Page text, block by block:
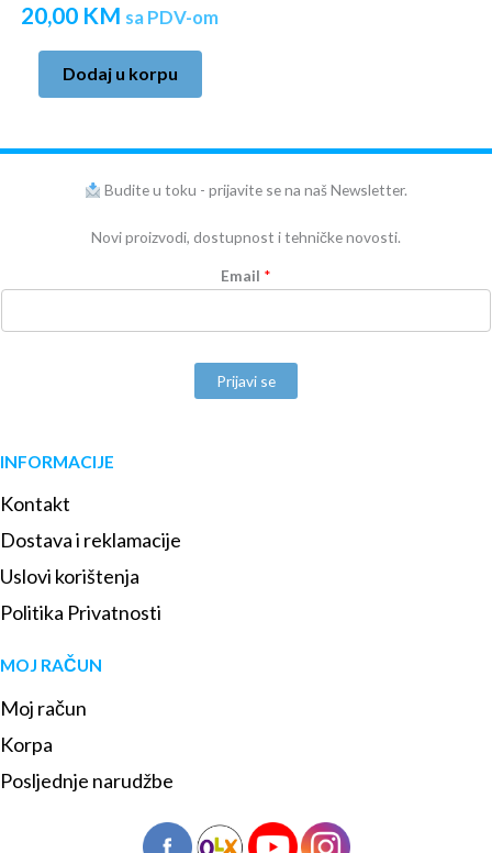
20,00 KM sa PDV-om
Dodaj u korpu
Budite u toku - prijavite se na naš Newsletter.
Novi proizvodi, dostupnost i tehničke novosti.
Email *
Prijavi se
INFORMACIJE
Kontakt
Dostava i reklamacije
Uslovi korištenja
Politika Privatnosti
MOJ RAČUN
Moj račun
Korpa
Posljednje narudžbe